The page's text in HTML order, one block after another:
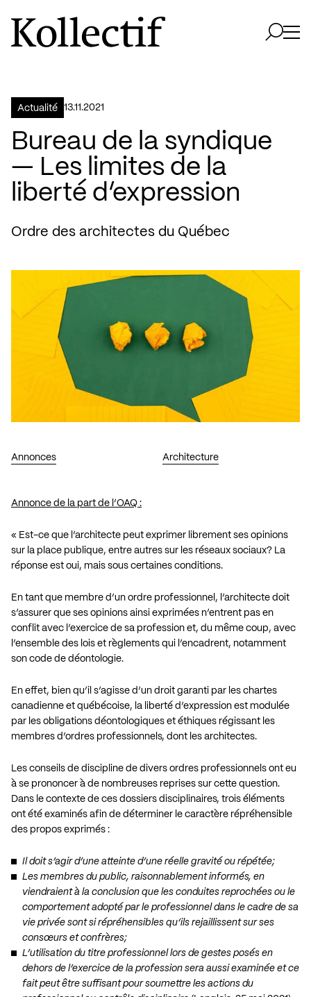
Aller à la page d'accueil
Logo Kollectif
Actualité 13.11.2021
Bureau de la syndique
— Les limites de la
liberté d’expression
Ordre des architectes du Québec
Annonces Architecture
Annonce de la part de l’OAQ :
« Est-ce que l’architecte peut exprimer librement ses opinions
sur la place publique, entre autres sur les réseaux sociaux? La
réponse est oui, mais sous certaines conditions.
En tant que membre d’un ordre professionnel, l’architecte doit
s’assurer que ses opinions ainsi exprimées n’entrent pas en
conflit avec l’exercice de sa profession et, du même coup, avec
l’ensemble des lois et règlements qui l’encadrent, notamment
son code de déontologie.
En effet, bien qu’il s’agisse d’un droit garanti par les chartes
canadienne et québécoise, la liberté d’expression est modulée
par les obligations déontologiques et éthiques régissant les
membres d’ordres professionnels, dont les architectes.
Les conseils de discipline de divers ordres professionnels ont eu
à se prononcer à de nombreuses reprises sur cette question.
Dans le contexte de ces dossiers disciplinaires, trois éléments
ont été examinés afin de déterminer le caractère répréhensible
des propos exprimés :
Il doit s’agir d’une atteinte d’une réelle gravité ou répétée;
Les membres du public, raisonnablement informés, en
viendraient à la conclusion que les conduites reprochées ou le
comportement adopté par le professionnel dans le cadre de sa
vie privée sont si répréhensibles qu’ils rejaillissent sur ses
consœurs et confrères;
L’utilisation du titre professionnel lors de gestes posés en
dehors de l’exercice de la profession sera aussi examinée et ce
fait peut être suffisant pour soumettre les actions du